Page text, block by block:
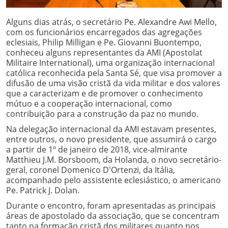
Alguns dias atrás, o secretário Pe. Alexandre Awi Mello,
com os funcionários encarregados das agregações
eclesiais, Philip Milligan e Pe. Giovanni Buontempo,
conheceu alguns representantes da AMI (Apostolat
Militaire International), uma organização internacional
católica reconhecida pela Santa Sé, que visa promover a
difusão de uma visão cristã da vida militar e dos valores
que a caracterizam e de promover o conhecimento
mútuo e a cooperação internacional, como
contribuição para a construção da paz no mundo.
Na delegação internacional da AMI estavam presentes,
entre outros, o novo presidente, que assumirá o cargo
a partir de 1º de janeiro de 2018, vice-almirante
Matthieu J.M. Borsboom, da Holanda, o novo secretário-
geral, coronel Domenico D'Ortenzi, da Itália,
acompanhado pelo assistente eclesiástico, o americano
Pe. Patrick J. Dolan.
Durante o encontro, foram apresentadas as principais
áreas de apostolado da associação, que se concentram